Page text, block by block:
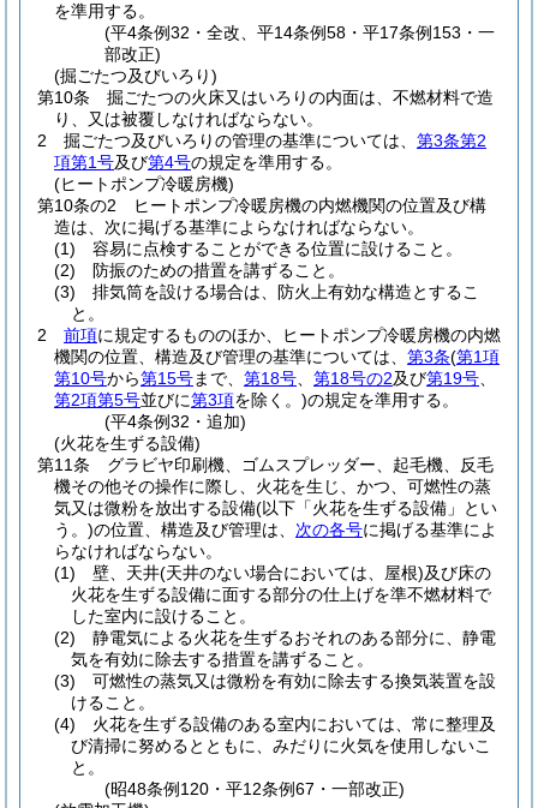
を準用する。
(平4条例32・全改、平14条例58・平17条例153・一
部改正)
(掘ごたつ及びいろり)
第10条
掘ごたつの火床又はいろりの内面は、不燃材料で造
り、又は被覆しなければならない。
2
掘ごたつ及びいろりの管理の基準については、 第3条第2
項第1号及び第4号の規定を準用する。
(ヒートポンプ冷暖房機)
第10条の2
ヒートポンプ冷暖房機の内燃機関の位置及び構
造は、次に掲げる基準によらなければならない。
(1)
容易に点検することができる位置に設けること。
(2)
防振のための措置を講ずること。
(3)
排気筒を設ける場合は、防火上有効な構造とするこ
と。
2
前項に規定するもののほか、ヒートポンプ冷暖房機の内燃
機関の位置、構造及び管理の基準については、 第3条(第1項
第10号から第15号まで、 第18号 第18号の2及び第19号
第2項第5号並びに第3項を除く。)の規定を準用する。
(平4条例32・追加)
(火花を生ずる設備)
第11条
グラビヤ印刷機、ゴムスプレッダー、起毛機、反毛
機その他その操作に際し、火花を生じ、かつ、可燃性の蒸
気又は微粉を放出する設備(以下「火花を生ずる設備」とい
う。)の位置、構造及び管理は、 次の各号に掲げる基準によ
らなければならない。
(1)
壁、天井(天井のない場合においては、屋根)及び床の
火花を生ずる設備に面する部分の仕上げを準不燃材料で
した室内に設けること。
(2)
静電気による火花を生ずるおそれのある部分に、静電
気を有効に除去する措置を講ずること。
(3)
可燃性の蒸気又は微粉を有効に除去する換気装置を設
けること。
(4)
火花を生ずる設備のある室内においては、常に整理及
び清掃に努めるとともに、みだりに火気を使用しないこ
と。
(昭48条例120・平12条例67・一部改正)